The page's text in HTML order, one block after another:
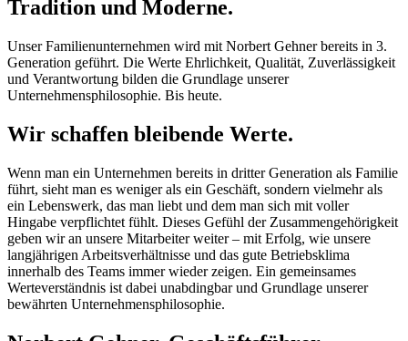
Tradition und Moderne.
Unser Familienunternehmen wird mit Norbert Gehner bereits in 3.
Generation geführt. Die Werte Ehrlichkeit, Qualität, Zuverlässigkeit
und Verantwortung bilden die Grundlage unserer
Unternehmensphilosophie. Bis heute.
Wir schaffen bleibende Werte.
Wenn man ein Unternehmen bereits in dritter Generation als Familie
führt, sieht man es weniger als ein Geschäft, sondern vielmehr als
ein Lebenswerk, das man liebt und dem man sich mit voller
Hingabe verpflichtet fühlt. Dieses Gefühl der Zusammengehörigkeit
geben wir an unsere Mitarbeiter weiter – mit Erfolg, wie unsere
langjährigen Arbeitsverhältnisse und das gute Betriebsklima
innerhalb des Teams immer wieder zeigen. Ein gemeinsames
Werteverständnis ist dabei unabdingbar und Grundlage unserer
bewährten Unternehmensphilosophie.